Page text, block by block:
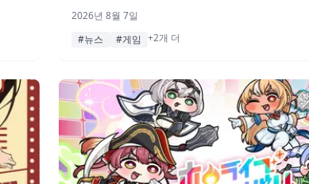
간 한정 가차 및 아사쿠라 료코 레이드 배틀 등이
2026년 8월 7일
#뉴스
#게임 +2개 더